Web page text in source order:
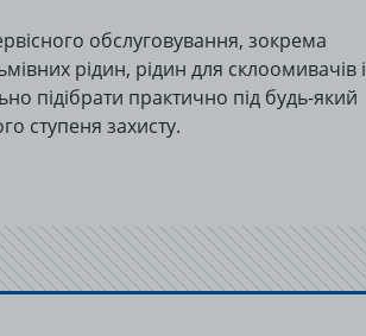
обслуговування, зокрема
рідин, рідин для склоомивачів і
підібрати практично під будь-який
ступеня захисту.